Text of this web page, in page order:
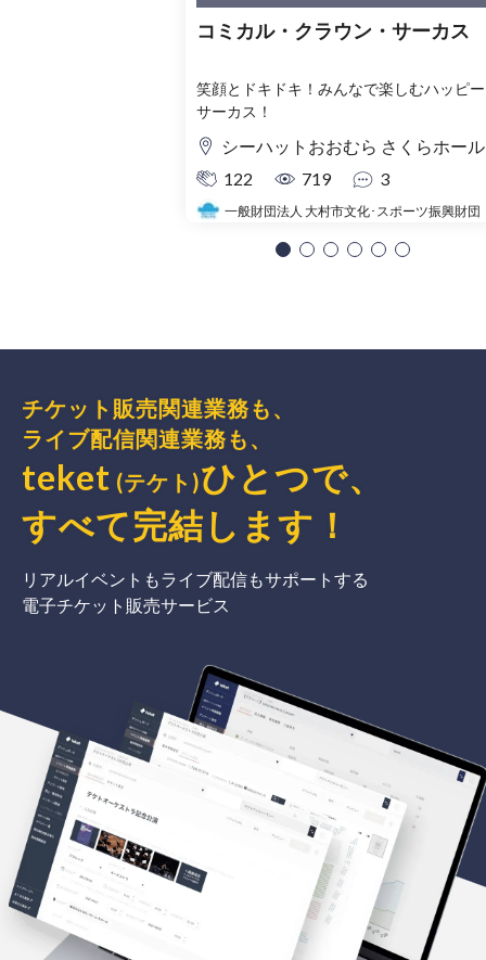
コミカル・クラウン・サーカス
笑顔とドキドキ！みんなで楽しむハッピー
サーカス！
シーハットおおむら さくらホール
122
719 3
一般財団法人 大村市文化･スポーツ振興財団
チケット販売関連業務も、
ライブ配信関連業務も、
teket (テケト)ひとつで、
すべて完結 します ！
リアルイベントもライブ配信もサポートする
電子チケット販売サービス